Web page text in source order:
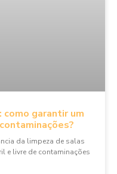
como garantir um
da limpeza de salas
e livre de contaminações